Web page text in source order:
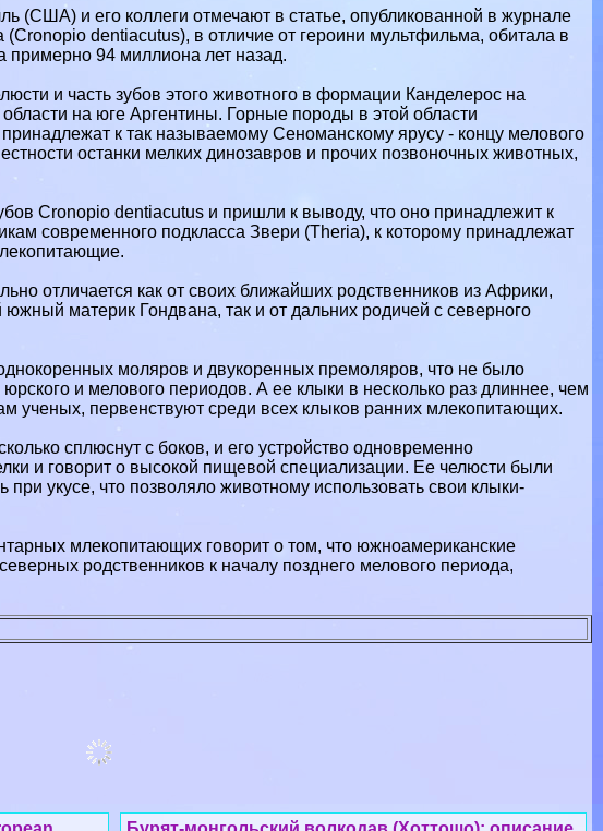
(США) и его коллеги отмечают в статье, опубликованной в журнале
dentiacutus), в отличие от героини мультфильма, обитала в
примерно 94 миллиона лет назад.
и часть зубов этого животного в формации Канделерос на
на юге Аргентины. Горные породы в этой области
к так называемому Сеноманскому ярусу - концу мелового
останки мелких динозавров и прочих позвоночных животных,
Cronopio dentiacutus и пришли к выводу, что оно принадлежит к
современного подкласса Звери (Theria), к которому принадлежат
отличается как от своих ближайших родственников из Африки,
материк Гондвана, так и от дальних родичей с северного
моляров и двукоренных премоляров, что не было
и мелового периодов. А ее клыки в несколько раз длиннее, чем
ученых, первенствуют среди всех клыков ранних млекопитающих.
сплюснут с боков, и его устройство одновременно
и говорит о высокой пищевой специализации. Ее челюсти были
укусе, что позволяло животному использовать свои клыки-
млекопитающих говорит о том, что южноамериканские
родственников к началу позднего мелового периода,
Фото и описание породы Бурят-